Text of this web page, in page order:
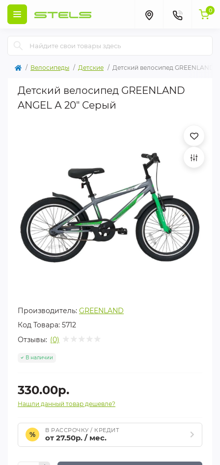
0
Велосипеды Детские Детский велосипед GREENLAND
Детский велосипед GREENLAND
ANGEL А 20" Серый
Производитель: GREENLAND
Код Товара: 5712
Отзывы: (0)
В наличии
330.00р.
Нашли данный товар дешевле?
%
В РАССРОЧКУ / КРЕДИТ
от 27.50р. / мес.